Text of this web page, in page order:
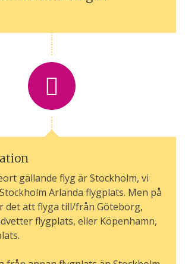
gällande flyg är Stockholm, vi
Arlanda flygplats. Men på
det att flyga till/från Göteborg,
flygplats, eller Köpenhamn,